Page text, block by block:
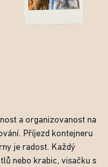
a organizovanost na
Příjezd kontejneru
je radost. Každý
nebo krabic, visačku s